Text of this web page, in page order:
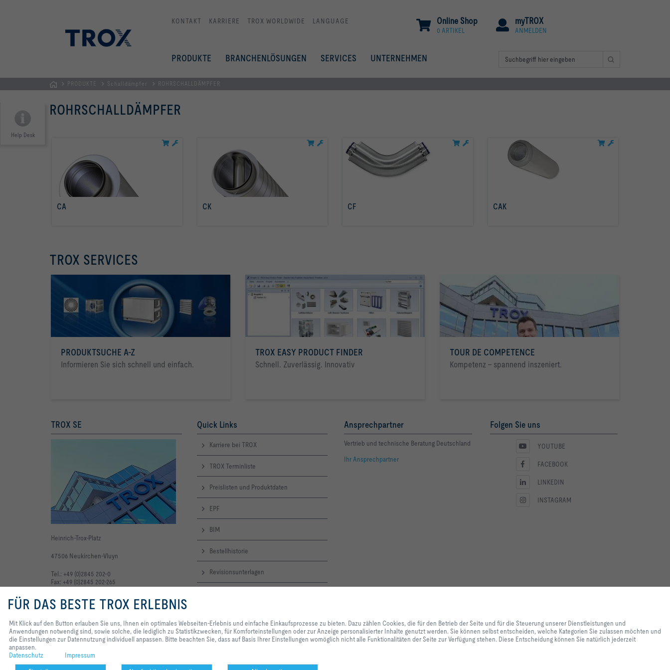
KONTAKT KARRIERE TROX WORLDWIDE LANGUAGE myTROX
ANMELDEN
Online Shop
0 ARTIKEL
PRODUKTE BRANCHENLÖSUNGEN SERVICES UNTERNEHMEN
PRODUKTE Schalldämpfer ROHRSCHALLDÄMPFER
Help Desk
ROHRSCHALLDÄMPFER
CA CK CF CAK
TROX SERVICES
PRODUKTSUCHE A-Z
Informieren Sie sich schnell und einfach.
TROX EASY PRODUCT FINDER
Schnell. Zuverlässig. Innovativ
TOUR DE COMPETENCE
Kompetenz - spannend inszeniert.
TROX SE
Heinrich-Trox-Platz
47506 Neukirchen-Vluyn
Tel.: +49 (0)2845 202-0
Fax: +49 (0)2845 202-265
Quick Links
Karriere bei TROX
TROX Terminliste
Preislisten und Produktdaten
EPF
BIM
Bestellhistorie
Revisionsunterlagen
Newsletter
Ansprechpartner
Vertrieb und technische Beratung Deutschland
Ihr Ansprechpartner
Folgen Sie uns
YOUTUBE
FACEBOOK
LINKEDIN
INSTAGRAM
unserer Dienstleistungen und Anwendungen notwendig sind, sowie solche, die lediglich zu
Statistikzwecken, für Komforteinstellungen oder zur Anzeige personalisierter Inhalte genutzt werden. Sie
können selbst entscheiden, welche Kategorien Sie zulassen möchten und die Einstellungen zur
anpassen.
FÜR DAS BESTE TROX ERLEBNIS
Mit Klick auf den Button erlauben Sie uns, Ihnen ein optimales Webseiten-Erlebnis und einfache Einkaufsprozesse zu bieten. Dazu zählen Cookies, die für den Betrieb der Seite und für die Steuerung unserer Dienstleistungen und
Anwendungen notwendig sind, sowie solche, die lediglich zu Statistikzwecken, für Komforteinstellungen oder zur Anzeige personalisierter Inhalte genutzt werden. Sie können selbst entscheiden, welche Kategorien Sie zulassen möchten und
die Einstellungen zur Datennutzung individuell anpassen. Bitte beachten Sie, dass auf Basis Ihrer Einstellungen womöglich nicht alle Funktionalitäten der Seite zur Verfügung stehen. Diese Entscheidung können Sie natürlich jederzeit
anpassen.
Datenschutz
Impressum